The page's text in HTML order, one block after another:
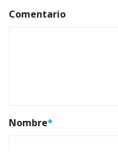
Comentario
Nombre*